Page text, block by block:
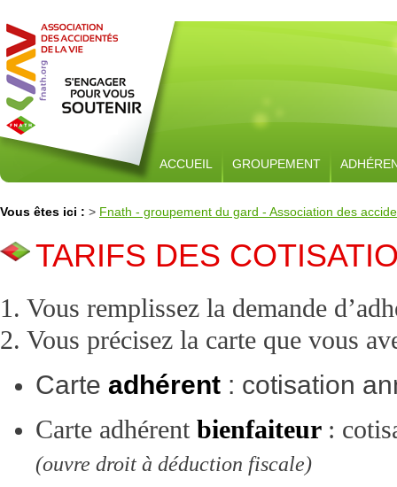
ACCUEIL GROUPEMENT
Vous êtes ici : > Fnath - groupement du gard - Association des
TARIFS DES
1. Vous remplissez la demande
2. Vous précisez la carte que vous
Carte adhérent : cotisation
Carte adhérent bienfaiteur :
(ouvre droit à déduction fiscale)